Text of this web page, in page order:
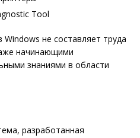
Tool
не составляет труда
начинающими
знаниями в области
разработанная